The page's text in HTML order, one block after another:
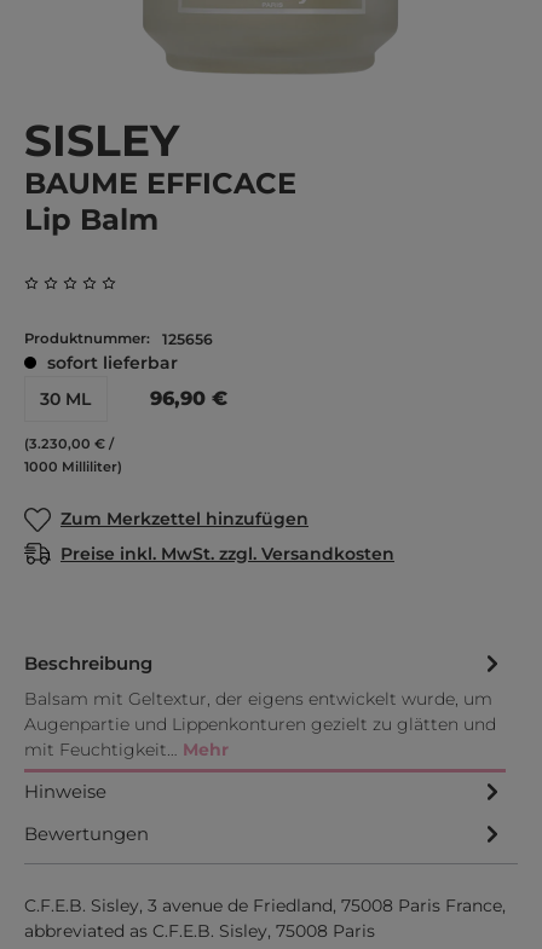
SISLEY
BAUME EFFICACE
Lip Balm
Produktnummer: 125656
sofort lieferbar
30 ML
(3.230,00 € /
1000 Milliliter)
96,90 €
Zum Merkzettel hinzufügen
Preise inkl. MwSt. zzgl. Versandkosten
Beschreibung
Balsam mit Geltextur, der eigens entwickelt wurde, um
Augenpartie und Lippenkonturen gezielt zu glätten und
mit Feuchtigkeit… Mehr
Hinweise
Bewertungen
C.F.E.B. Sisley, 3 avenue de Friedland, 75008 Paris France,
abbreviated as C.F.E.B. Sisley, 75008 Paris